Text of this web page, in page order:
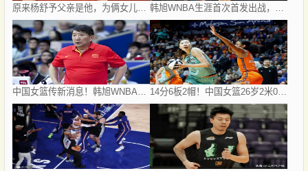
中国女篮传新消息！韩旭WNBA首秀，宫鲁鸣带队冲刺，李梦近况曝光 14分6板2帽！中国女篮26岁2米07王牌闪耀WNBA：正负值第1当MVP绝配